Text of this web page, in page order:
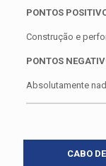
PONTOS
Construção e
PONTOS
Absolutamente
CABO